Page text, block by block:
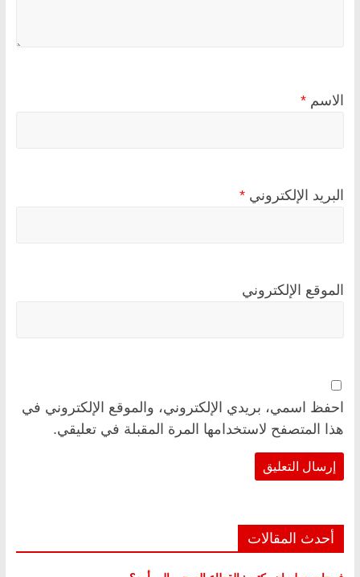
الاسم *
البريد الإلكتروني *
الموقع الإلكتروني
احفظ اسمي، بريدي الإلكتروني، والموقع الإلكتروني في
هذا المتصفح لاستخدامها المرة المقبلة في تعليقي.
أحدث المقالات